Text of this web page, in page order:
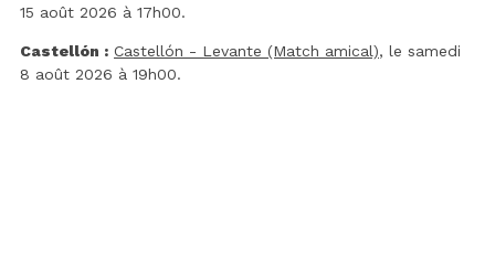
15 août 2026 à 17h00.
Castellón : Castellón - Levante (Match amical), le samedi
8 août 2026 à 19h00.